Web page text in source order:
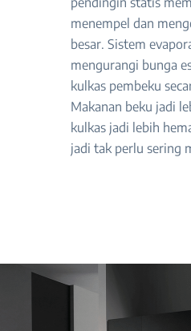
menempel dan
besar. Sistem
mengurangi bunga
kulkas pembeku
Makanan beku jadi
kulkas jadi lebih
jadi tak perlu sering